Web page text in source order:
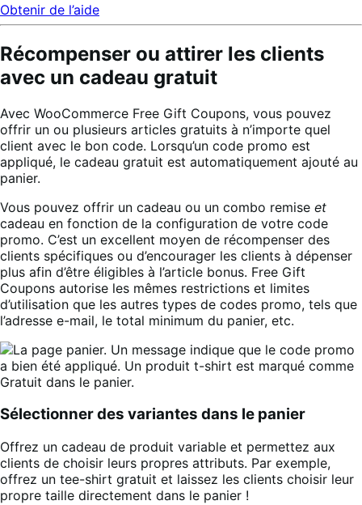
Obtenir de l’aide
Récompenser ou attirer les clients
avec un cadeau gratuit
Avec WooCommerce Free Gift Coupons, vous pouvez
offrir un ou plusieurs articles gratuits à n’importe quel
client avec le bon code. Lorsqu’un code promo est
appliqué, le cadeau gratuit est automatiquement ajouté au
panier.
Vous pouvez offrir un cadeau ou un combo remise et
cadeau en fonction de la configuration de votre code
promo. C’est un excellent moyen de récompenser des
clients spécifiques ou d’encourager les clients à dépenser
plus afin d’être éligibles à l’article bonus. Free Gift
Coupons autorise les mêmes restrictions et limites
d’utilisation que les autres types de codes promo, tels que
l’adresse e-mail, le total minimum du panier, etc.
Sélectionner des variantes dans le panier
Offrez un cadeau de produit variable et permettez aux
clients de choisir leurs propres attributs. Par exemple,
offrez un tee-shirt gratuit et laissez les clients choisir leur
propre taille directement dans le panier !